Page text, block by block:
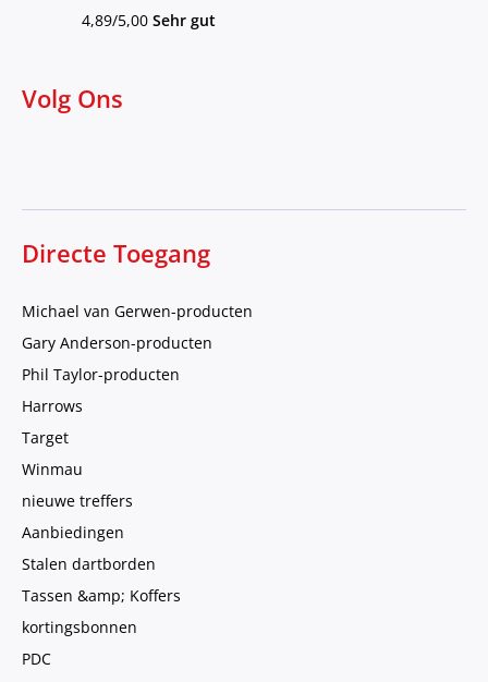
4,89/5,00 Sehr gut
Volg Ons
Directe Toegang
Michael van Gerwen-producten
Gary Anderson-producten
Phil Taylor-producten
Harrows
Target
Winmau
nieuwe treffers
Aanbiedingen
Stalen dartborden
Tassen &amp; Koffers
kortingsbonnen
PDC